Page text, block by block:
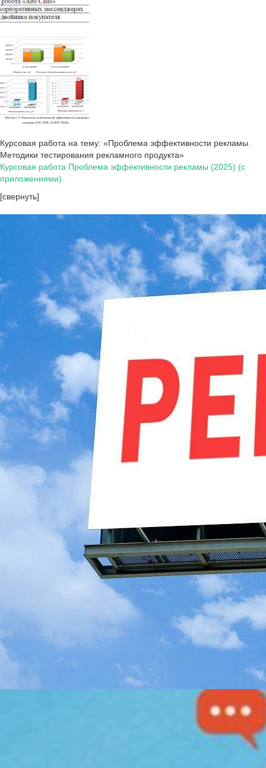
Курсовая работа на тему: «Проблема эффективности рекламы.
Методики тестирования рекламного продукта»
Курсовая работа Проблема эффективности рекламы (2025) (с
приложениями)
[свернуть]